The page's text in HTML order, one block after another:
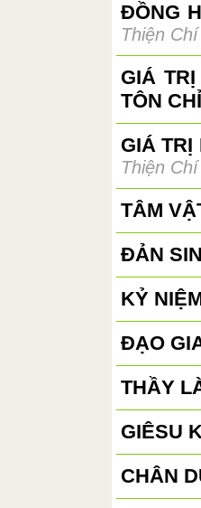
ĐỒNG
Thiện Chí
GIÁ
TÔN
GIÁ TRỊ
Thiện Chí
TÂM
ĐẢN
KỶ
ĐẠO
THẦY
GIÊSU
CHÂN